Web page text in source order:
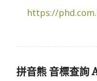
https://
拼音熊 音標查詢